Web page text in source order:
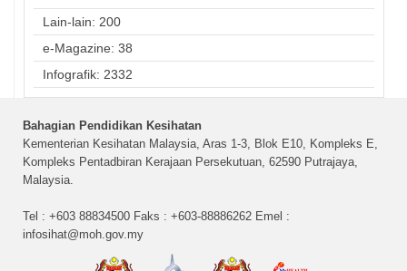
Lain-lain: 200
e-Magazine: 38
Infografik: 2332
Bahagian Pendidikan Kesihatan
Kementerian Kesihatan Malaysia, Aras 1-3, Blok E10, Kompleks E,
Kompleks Pentadbiran Kerajaan Persekutuan, 62590 Putrajaya,
Malaysia.
Tel : +603 88834500 Faks : +603-88886262 Emel :
infosihat@moh.gov.my